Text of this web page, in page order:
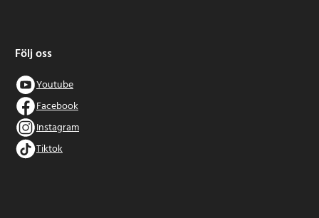
Följ oss
Youtube
Facebook
Instagram
Tiktok